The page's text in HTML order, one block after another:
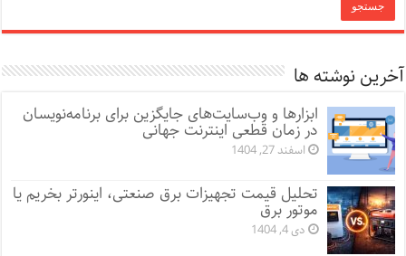
آخرین نوشته ها
ابزارها و وب‌سایت‌های جایگزین برای برنامه‌نویسان
در زمان قطعی اینترنت جهانی
اسفند 27, 1404
تحلیل قیمت تجهیزات برق صنعتی، اینورتر بخریم یا
موتور برق
دی 4, 1404